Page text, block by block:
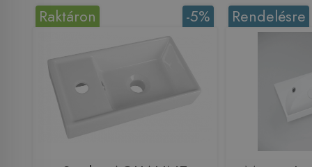
-5%
Raktáron Rendelésre